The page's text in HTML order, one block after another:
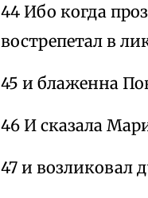
44 Ибо когда
вострепетал в
45 и блаженна
46 И сказала
47 и возликовал